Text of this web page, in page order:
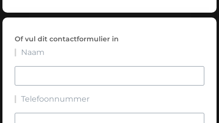
Of vul dit contactformulier in
Naam
Telefoonnummer